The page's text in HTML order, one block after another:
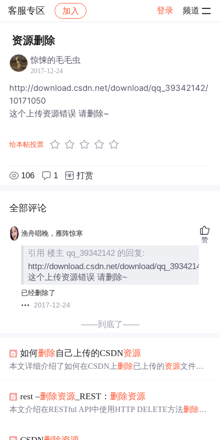
客服专区 加入 登录 频道
社区 客服专区
资源删除
惊悚的毛毛虫
2017-12-24
http://download.csdn.net/download/qq_39342142/
10171050
这个上传资源错误 请删除~
给本帖投票
106 1 打赏
全部评论
渔舟唱晚，雁阵惊寒
引用 楼主 qq_39342142 的回复:
http://download.csdn.net/download/qq_39342142/
这个上传资源错误 请删除~
已经删除了
2017-12-24
赞
——到底了——
如何删除自己上传的CSDN资源
本文详细介绍了如何在CSDN上删除已上传的资源文件，
rest –删除资源 _REST：删除资源
本文介绍在RESTful API中使用HTTP DELETE方法删除资